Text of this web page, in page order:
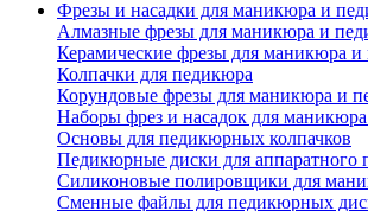
Фрезы и насадки для маникюра и
Алмазные фрезы для маникюра и
Керамические фрезы для маникюра и
Колпачки для педикюра
Корундовые фрезы для маникюра и
Наборы фрез и насадок для
Основы для педикюрных колпачков
Педикюрные диски для аппаратного
Силиконовые полировщики для
Сменные файлы для педикюрных